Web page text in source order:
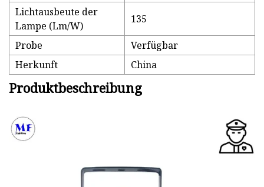
Lichtausbeute der
Lampe (Lm/W)
135
Probe
Verfügbar
Herkunft
China
Produktbeschreibung